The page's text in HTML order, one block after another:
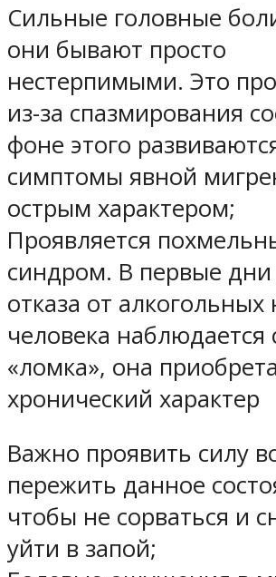
Сильные головные
они бывают просто
нестерпимыми. Это
из-за спазмирования
фоне этого
симптомы явной
острым характером;
Проявляется
синдром. В первые дни
отказа от алкогольных
человека наблюдается
«ломка», она
хронический характер
Важно проявить силу
пережить данное
чтобы не сорваться и
уйти в запой;